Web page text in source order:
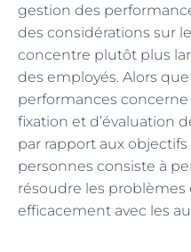
gestion des
des considérations sur
concentre plutôt plus
des employés. Alors
performances
fixation et d’évaluation
par rapport aux
personnes consiste à
résoudre les problèmes
efficacement avec les